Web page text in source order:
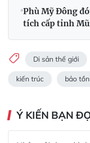
Phù Mỹ Đông
tích cấp tỉnh
Di sản thế giới
kiến trúc bảo tồn
Ý KIẾN BẠN